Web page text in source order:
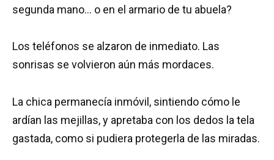
segunda mano… o en el armario de tu abuela?
Los teléfonos se alzaron de inmediato. Las
sonrisas se volvieron aún más mordaces.
La chica permanecía inmóvil, sintiendo cómo le
ardían las mejillas, y apretaba con los dedos la tela
gastada, como si pudiera protegerla de las miradas.